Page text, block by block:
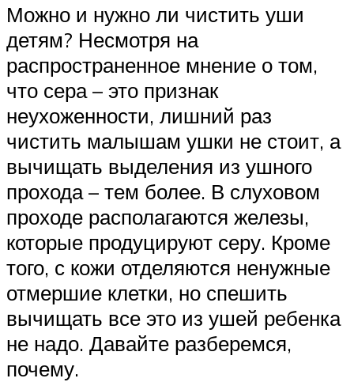
Можно и нужно ли чистить уши
детям? Несмотря на
распространенное мнение о том,
что сера – это признак
неухоженности, лишний раз
чистить малышам ушки не стоит, а
вычищать выделения из ушного
прохода – тем более. В слуховом
проходе располагаются железы,
которые продуцируют серу. Кроме
того, с кожи отделяются ненужные
отмершие клетки, но спешить
вычищать все это из ушей ребенка
не надо. Давайте разберемся,
почему.